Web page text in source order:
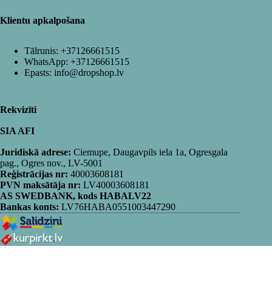
Klientu apkalpošana
Tālrunis: +37126661515
WhatsApp: +37126661515
Epasts: info@dropshop.lv
Rekvizīti
SIA AFI
Juridiskā adrese: Ciemupe, Daugavpils iela 1a, Ogresgala
pag., Ogres nov., LV-5001
Reģistrācijas nr: 40003608181
PVN maksātāja nr: LV40003608181
AS SWEDBANK, kods HABALV22
Bankas konts: LV76HABA0551003447290